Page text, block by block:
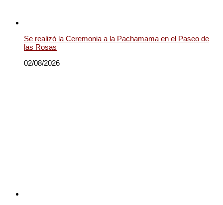
Se realizó la Ceremonia a la Pachamama en el Paseo de
las Rosas
02/08/2026